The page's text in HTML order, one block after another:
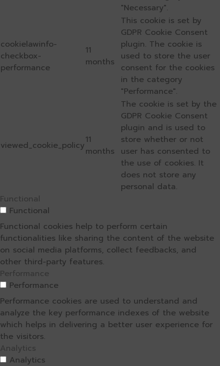
"Necessary".
cookielawinfo-
checkbox-
performance
11
months
This cookie is set by
GDPR Cookie Consent
plugin. The cookie is
used to store the user
consent for the cookies
in the category
"Performance".
viewed_cookie_policy11
months
The cookie is set by the
GDPR Cookie Consent
plugin and is used to
store whether or not
user has consented to
the use of cookies. It
does not store any
personal data.
Functional
Functional
Functional cookies help to perform certain
functionalities like sharing the content of the website
on social media platforms, collect feedbacks, and
other third-party features.
Performance
Performance
Performance cookies are used to understand and
analyze the key performance indexes of the website
which helps in delivering a better user experience for
the visitors.
Analytics
Analytics